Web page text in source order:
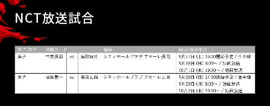
NCT放送試合